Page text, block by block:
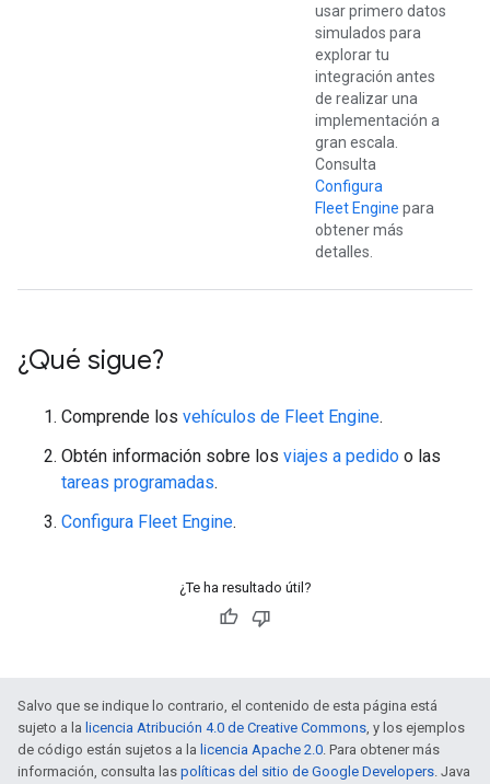
usar primero datos
simulados para
explorar tu
integración antes
de realizar una
implementación a
gran escala.
Consulta
Configura
Fleet Engine para
obtener más
detalles.
¿Qué sigue?
Comprende los vehículos de Fleet Engine.
Obtén información sobre los viajes a pedido o las
tareas programadas.
Configura Fleet Engine.
¿Te ha resultado útil?
Salvo que se indique lo contrario, el contenido de esta página está
sujeto a la licencia Atribución 4.0 de Creative Commons, y los ejemplos
de código están sujetos a la licencia Apache 2.0. Para obtener más
información, consulta las políticas del sitio de Google Developers. Java